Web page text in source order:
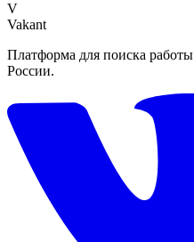
V
Vakant
Платформа для поиска
России.